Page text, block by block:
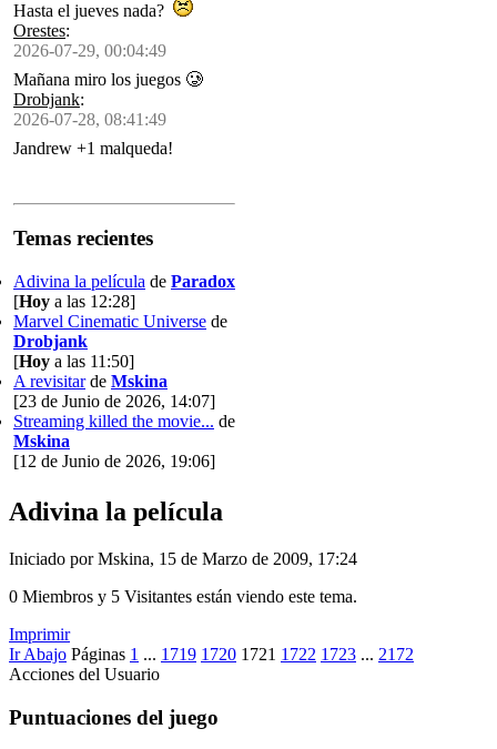
Hasta el jueves nada?
Orestes:
2026-07-29, 00:04:49
Mañana miro los juegos 🥲
Drobjank:
2026-07-28, 08:41:49
Jandrew +1 malqueda!
Temas recientes
Adivina la película de Paradox
[Hoy a las 12:28]
Marvel Cinematic Universe de
Drobjank
[Hoy a las 11:50]
A revisitarde Mskina
[23 de Junio de 2026, 14:07]
Streaming killed the movie... de
Mskina
[12 de Junio de 2026, 19:06]
Adivina la película
Iniciado por Mskina, 15 de Marzo de 2009, 17:24
0 Miembros y 5 Visitantes están viendo este tema.
Imprimir
Ir Abajo Páginas 1 ... 1719 1720 1721 1722 1723 ... 2172
Acciones del Usuario
Puntuaciones del juego